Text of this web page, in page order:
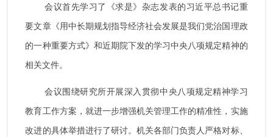
会议首先学习了《求是》杂志发表的习近平总书记重
要文章《用中长期规划指导经济社会发展是我们党治国理政
的一种重要方式》和近期院下发的学习中央八项规定精神的
相关文件。
会议围绕研究所开展深入贯彻中央八项规定精神学习
教育工作方案，就进一步增强机关管理工作的精准性，实施
改进的具体举措进行了研讨。机关各部门负责人严格对标、